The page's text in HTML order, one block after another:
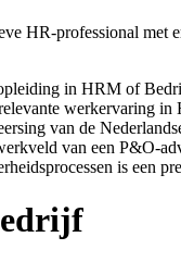
HR-professional met
in HRM of
werkervaring in
van de
van een P&O-
is een